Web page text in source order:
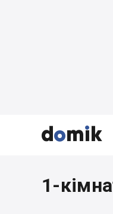



1-